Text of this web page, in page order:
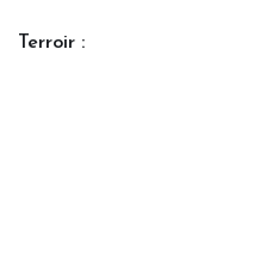
Terroir :